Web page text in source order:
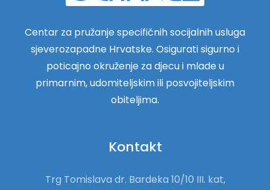
Centar za pružanje specifičnih socijalnih usluga
sjeverozapadne Hrvatske. Osigurati sigurno i
poticajno okruženje za djecu i mlade u
primarnim, udomiteljskim ili posvojiteljskim
obiteljima.
Kontakt
Trg Tomislava dr. Bardeka 10/10 III. kat,